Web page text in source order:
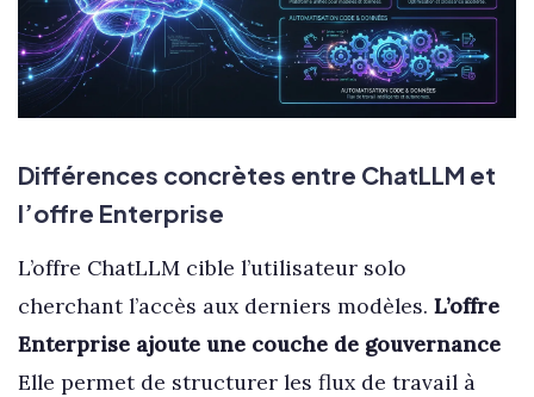
Différences concrètes entre ChatLLM et
l’offre Enterprise
L’offre ChatLLM cible l’utilisateur solo
cherchant l’accès aux derniers modèles. L’offre
Enterprise ajoute une couche de gouvernance
Elle permet de structurer les flux de travail à